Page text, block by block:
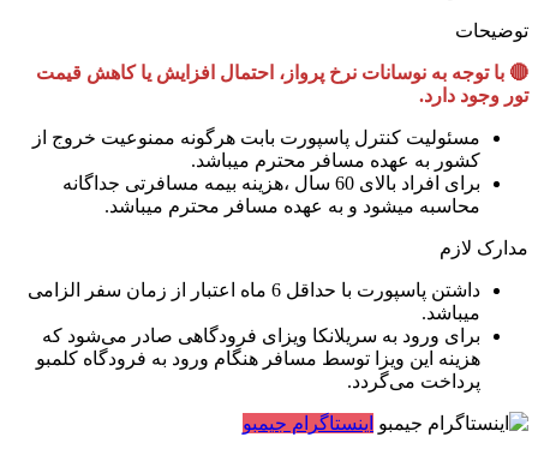
توضیحات
🔴 با توجه به نوسانات نرخ پرواز، احتمال افزایش یا کاهش قیمت
تور وجود دارد.
مسئولیت کنترل پاسپورت بابت هرگونه ممنوعیت خروج از
کشور به عهده مسافر محترم میباشد.
برای افراد بالای 60 سال ،هزینه بیمه مسافرتی جداگانه
محاسبه میشود و به عهده مسافر محترم میباشد.
مدارک لازم
داشتن پاسپورت با حداقل 6 ماه اعتبار از زمان سفر الزامی
میباشد.
برای ورود به سریلانکا ویزای فرودگاهی صادر می‌شود که
هزینه این ویزا توسط مسافر هنگام ورود به فرودگاه کلمبو
پرداخت می‌گردد.
اینستاگرام جیمبو